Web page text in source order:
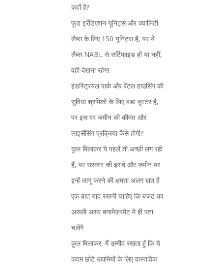
कहाँ है?
फूड इर्रेडिएशन यूनिट्स और क्वालिटी
लैब्स के लिए 150 यूनिट्स है, पर ये
लैब्स NABL से सर्टिफाइड हों या नहीं,
वही देखना रहेगा
इंडस्ट्रियल पार्क और रेंटल हाउसिंग की
सुविधा श्रमिकों के लिए बड़ा बूस्टर है,
पर इस पर जमीन की कीमत और
लाइसेंसिंग प्रक्रिया कैसे होगी?
कुल मिलाकर ये पहलें तो अच्‍छी लग रही
हैं, पर सरकार की इरादे और जमीन पर
इन्हें लागू करने की क्षमता अलग बात है
एक बात याद रखनी चाहिए कि बजट का
असली असर बनामेज़रमेंट में ही पता
चलेंगे
कुल मिलाकर, मैं उम्मीद रखता हूँ कि ये
कदम छोटे उद्यमियों के लिए वास्तविक